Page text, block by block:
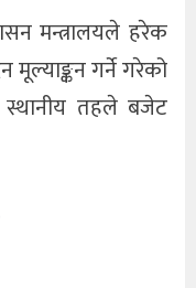
मन्त्रालयले हरेक
मूल्याङ्कन गर्ने गरेको
तहले बजेट